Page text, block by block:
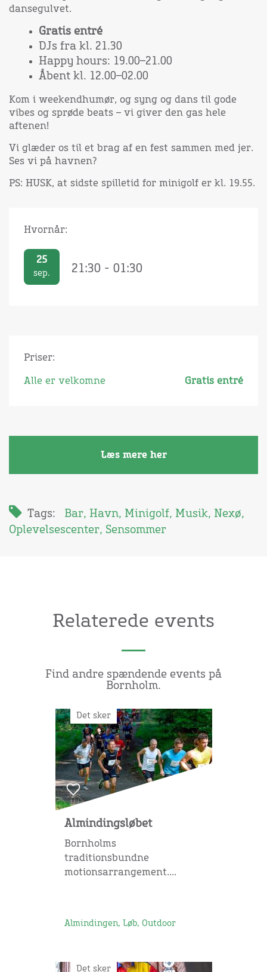
dansegulvet.
Gratis entré
DJs fra kl. 21.30
Happy hours: 19.00–21.00
Åbent kl. 12.00–02.00
Kom i weekendhumør, og syng og dans til gode
vibes og sprøde beats – vi giver den gas hele
aftenen!
Vi glæder os til et brag af en fest sammen med jer.
Ses vi på havnen?
PS: HUSK, at sidste spilletid for minigolf er kl. 19.55.
Hvornår:
25
sep. 21:30 - 01:30
Priser:
Alle er velkomne Gratis entré
Læs mere her
Tags: Bar, Havn, Minigolf, Musik, Nexø,
Oplevelsescenter, Sensommer
Relaterede events
Find andre spændende events på
Bornholm.
Det sker
Almindingsløbet
Bornholms
traditionsbundne
motionsarrangement....
Almindingen, Løb, Outdoor
Det sker